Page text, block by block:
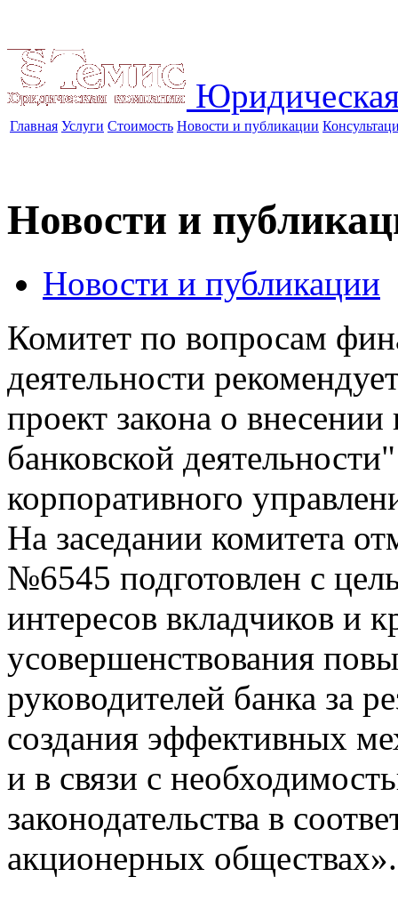
Главная Услуги Стоимость Новости и публикации
Новости и
Новости и публикации
Комитет по вопросам
деятельности
проект закона о
банковской
корпоративного
На заседании комитета
№6545 подготовлен с
интересов вкладчиков и
усовершенствования
руководителей банка за
создания эффективных
и в связи с
законодательства в
акционерных обществах».